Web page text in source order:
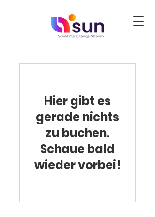
Hier gibt es
gerade nichts
zu buchen.
Schaue bald
wieder vorbei!